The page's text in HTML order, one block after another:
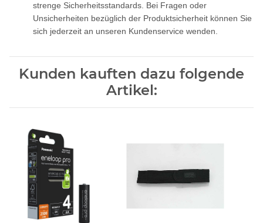
strenge Sicherheitsstandards. Bei Fragen oder
Unsicherheiten bezüglich der Produktsicherheit können Sie
sich jederzeit an unseren Kundenservice wenden.
Kunden kauften dazu folgende
Artikel: